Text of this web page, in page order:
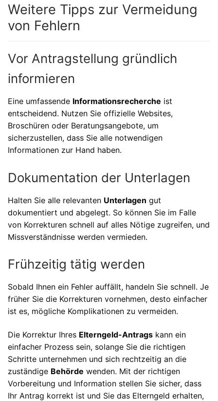
Weitere Tipps zur Vermeidung
von Fehlern
Vor Antragstellung gründlich
informieren
Eine umfassende Informationsrecherche ist
entscheidend. Nutzen Sie offizielle Websites,
Broschüren oder Beratungsangebote, um
sicherzustellen, dass Sie alle notwendigen
Informationen zur Hand haben.
Dokumentation der Unterlagen
Halten Sie alle relevanten Unterlagen gut
dokumentiert und abgelegt. So können Sie im Falle
von Korrekturen schnell auf alles Nötige zugreifen, und
Missverständnisse werden vermieden.
Frühzeitig tätig werden
Sobald Ihnen ein Fehler auffällt, handeln Sie schnell. Je
früher Sie die Korrekturen vornehmen, desto einfacher
ist es, mögliche Komplikationen zu vermeiden.
Die Korrektur Ihres Elterngeld-Antrags kann ein
einfacher Prozess sein, solange Sie die richtigen
Schritte unternehmen und sich rechtzeitig an die
zuständige Behörde wenden. Mit der richtigen
Vorbereitung und Information stellen Sie sicher, dass
Ihr Antrag korrekt ist und Sie das Elterngeld erhalten,